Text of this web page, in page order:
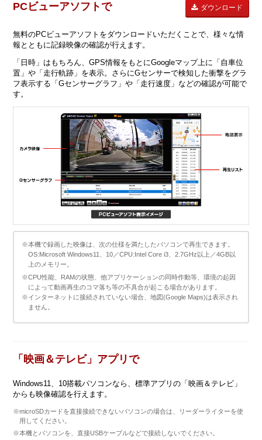
PCビューアソフトで ダウンロード
無料のPCビューアソフトをダウンロードいただくことで、様々な情
報とともに記録映像の確認が行えます。
「日時」はもちろん、GPS情報をもとにGoogleマップ上に「自車位
置」や「走行軌跡」を表示。さらにGセンサーで検知した衝撃をグラ
フ表示する「Gセンサーグラフ」や「走行速度」などの確認が可能で
す。
※本機で録画した映像は、次の仕様を満たしたパソコンで再生できます。
OS:Microsoft Windows11、10／CPU:Intel Core i3、2.7GHz以上／4GB以
上のメモリー。
※CPU性能、RAMの状態、他アプリケーションの同時作動等、環境の起因
によって動画再生のコマ落ち等の不具合が起こる場合があります。
※インターネットに接続されていない場合、地図(Google Maps)は表示され
ません。
「映画＆テレビ」アプリで
Windows11、10搭載パソコンなら、標準アプリの「映画＆テレビ」
からも映像確認を行えます。
※microSDカードを直接接続できないパソコンの場合は、リーダーライターを使
用してください。
※本機とパソコンを、直接USBケーブルなどで接続しないでください。